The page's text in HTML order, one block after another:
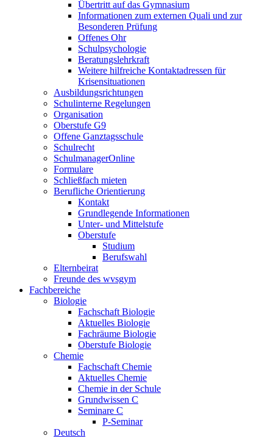
Übertritt auf das Gymnasium
Informationen zum externen Quali und zur
Besonderen Prüfung
Offenes Ohr
Schulpsychologie
Beratungslehrkraft
Weitere hilfreiche Kontaktadressen für
Krisensituationen
Ausbildungsrichtungen
Schulinterne Regelungen
Organisation
Oberstufe G9
Offene Ganztagsschule
Schulrecht
SchulmanagerOnline
Formulare
Schließfach mieten
Berufliche Orientierung
Kontakt
Grundlegende Informationen
Unter- und Mittelstufe
Oberstufe
Studium
Berufswahl
Elternbeirat
Freunde des wvsgym
Fachbereiche
Biologie
Fachschaft Biologie
Aktuelles Biologie
Fachräume Biologie
Oberstufe Biologie
Chemie
Fachschaft Chemie
Aktuelles Chemie
Chemie in der Schule
Grundwissen C
Seminare C
P-Seminar
Deutsch